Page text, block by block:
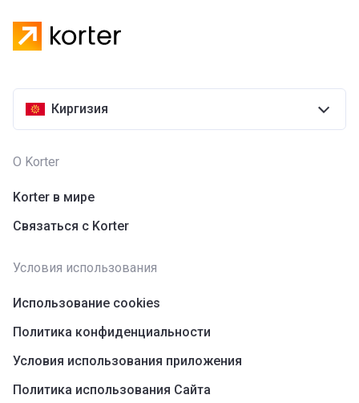
Киргизия
О Korter
Korter в мире
Связаться с Korter
Условия использования
Использование cookies
Политика конфиденциальности
Условия использования приложения
Политика использования Сайта